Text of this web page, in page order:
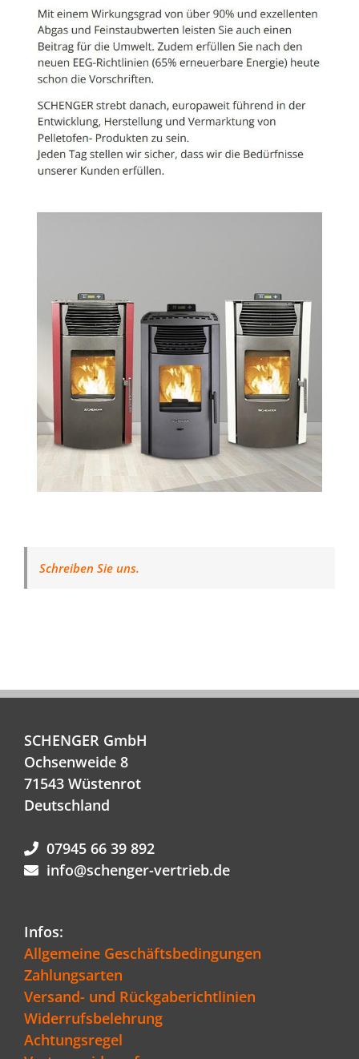
Schreiben Sie uns.
SCHENGER GmbH
Ochsenweide 8
71543 Wüstenrot
Deutschland
07945 66 39 892
info@schenger-vertrieb.de
Infos:
Allgemeine Geschäftsbedingungen
Zahlungsarten
Versand- und Rückgaberichtlinien
Widerrufsbelehrung
Achtungsregel